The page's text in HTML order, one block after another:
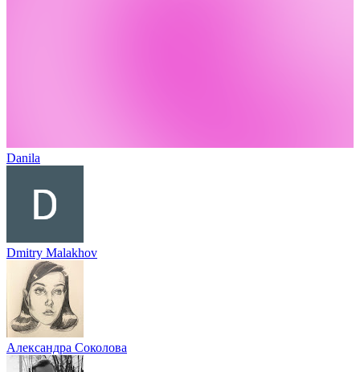
Danila
Dmitry Malakhov
Александра Соколова